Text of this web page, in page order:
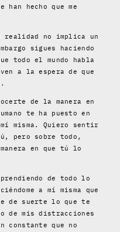
hecho que me
realidad no implica un
sigues haciendo
todo el mundo habla
a la espera de que
de la manera en
te ha puesto en
misma. Quiero sentir
pero sobre todo,
en que tú lo
de todo lo
a mí misma que
de suerte lo que te
de mis distracciones
constante que no